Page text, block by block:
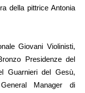
della pittrice Antonia
Giovani Violinisti,
Presidenze del
Guarnieri del Gesù,
Manager di